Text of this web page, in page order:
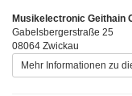
Musikelectronic Geithain
Gabelsbergerstraße 25
08064 Zwickau
Mehr Informationen zu